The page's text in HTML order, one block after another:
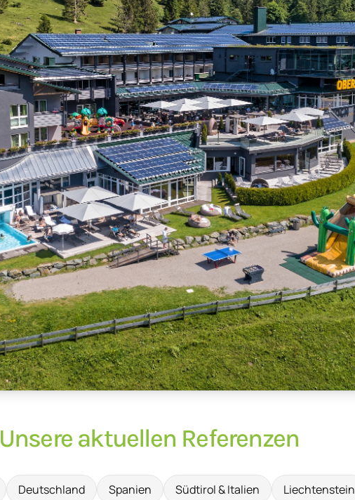
Unsere aktuellen Referenzen
Deutschland Spanien Südtirol & Italien Liechtenstein